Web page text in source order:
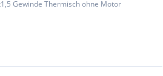
Gewinde Thermisch ohne Motor